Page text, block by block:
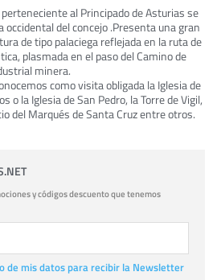
al Principado de Asturias se
del concejo .Presenta una gran
de tipo palaciega reflejada en la ruta de
plasmada en el paso del Camino de
minera.
como visita obligada la Iglesia de
o la Iglesia de San Pedro, la Torre de Vigil,
del Marqués de Santa Cruz entre otros.
y códigos descuento que tenemos
de mis datos para recibir la Newsletter